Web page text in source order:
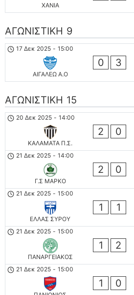
ΧΑΝΙΑ
ΑΓΩΝΙΣΤΙΚΗ 9
17 Δεκ 2025 - 15:00
ΑΙΓΑΛΕΩ A.O
0 3
ΑΓΩΝΙΣΤΙΚΗ 15
20 Δεκ 2025 - 14:00
ΚΑΛΑΜΑΤΑ Π.Σ.
2 0
21 Δεκ 2025 - 14:00
Γ.Σ ΜΑΡΚΟ
2 0
21 Δεκ 2025 - 15:00
ΕΛΛΑΣ ΣΥΡΟΥ
1 1
21 Δεκ 2025 - 15:00
ΠΑΝΑΡΓΕΙΑΚΟΣ
1 2
21 Δεκ 2025 - 15:00
1 0